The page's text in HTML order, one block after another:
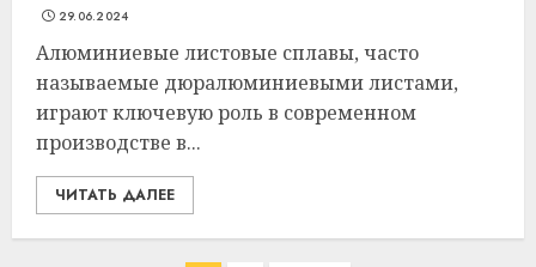
29.06.2024
Алюминиевые листовые сплавы, часто
называемые дюралюминиевыми листами,
играют ключевую роль в современном
производстве в...
ЧИТАТЬ ДАЛЕЕ